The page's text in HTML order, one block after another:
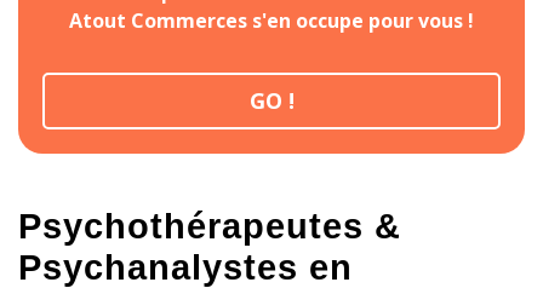
Atout Commerces s'en occupe pour vous !
GO !
Psychothérapeutes &
Psychanalystes en